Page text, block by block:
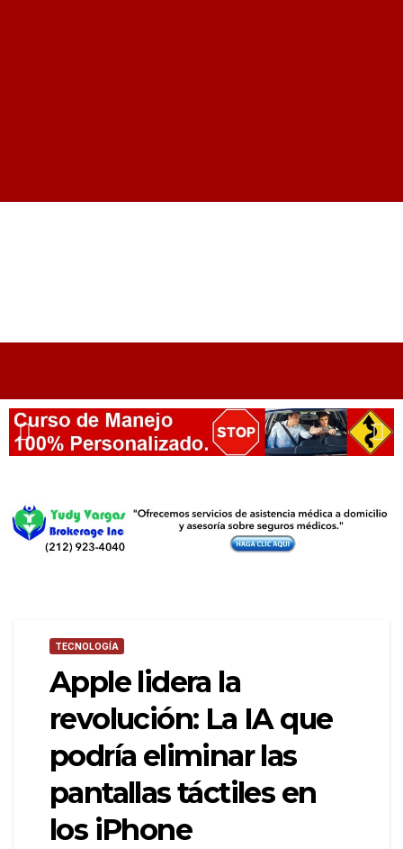
TECNOLOGÍA
Apple lidera la
revolución: La IA que
podría eliminar las
pantallas táctiles en
los iPhone